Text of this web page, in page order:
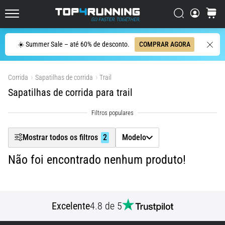
☀️ Summer Sale – até 60% de desconto. COMPRAR AGORA
Procurar
cesto
Procurar
resumido
em
frase:
dói,
vale
a
Que
benefícios
ele
oferece,
quais
•
Corrida Sapatilhas de corrida Trail
Sapatilhas de corrida para trail
Mostrar todos os filtros 2 Modelo
Filtr
Mostrar produtos
Não foi encontrado nenhum produto!
Excelente4.8 de 5